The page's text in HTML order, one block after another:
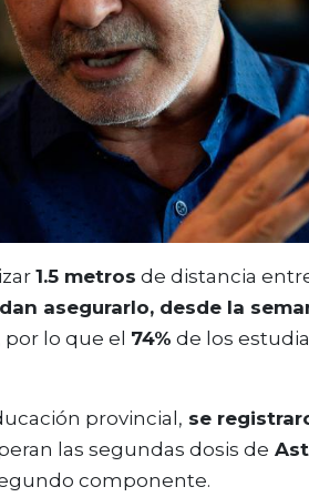
1.5 metros de distancia
asegurarlo, desde la
por lo que el 74% de los
provincial, se
las segundas dosis de
componente.